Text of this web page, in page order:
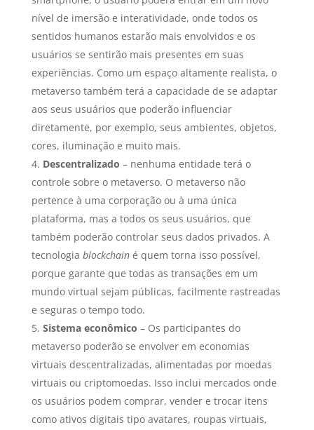
nível de imersão e interatividade, onde todos os
sentidos humanos estarão mais envolvidos e os
usuários se sentirão mais presentes em suas
experiências. Como um espaço altamente realista, o
metaverso também terá a capacidade de se adaptar
aos seus usuários que poderão influenciar
diretamente, por exemplo, seus ambientes, objetos,
cores, iluminação e muito mais.
Descentralizado – nenhuma entidade terá o
controle sobre o metaverso. O metaverso não
pertence à uma corporação ou à uma única
plataforma, mas a todos os seus usuários, que
também poderão controlar seus dados privados. A
tecnologia blockchainé quem torna isso possível,
porque garante que todas as transações em um
mundo virtual sejam públicas, facilmente rastreadas
e seguras o tempo todo.
Sistema econômico – Os participantes do
metaverso poderão se envolver em economias
virtuais descentralizadas, alimentadas por moedas
virtuais ou criptomoedas. Isso inclui mercados onde
os usuários podem comprar, vender e trocar itens
como ativos digitais tipo avatares, roupas virtuais,